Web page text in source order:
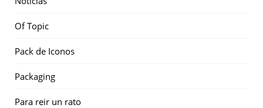
Of Topic
Pack de Iconos
Packaging
Para reir un rato